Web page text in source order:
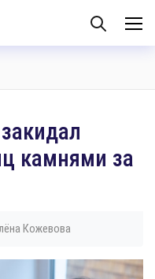
камнями за
Кожевова